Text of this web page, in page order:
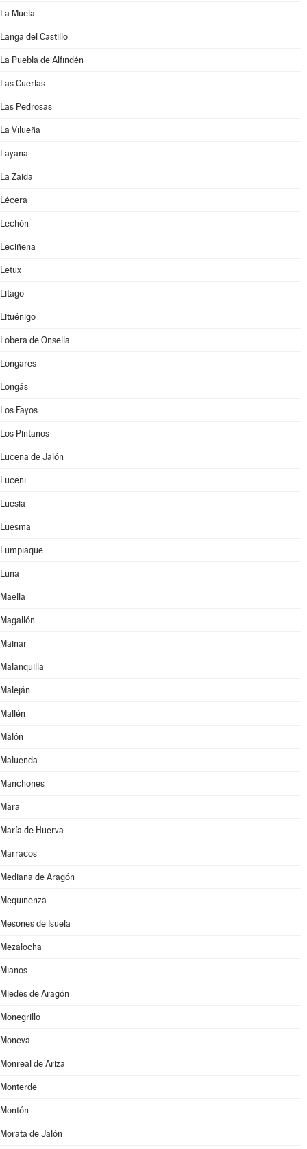
La Muela
Langa del Castillo
La Puebla de Alfindén
Las Cuerlas
Las Pedrosas
La Vilueña
Layana
La Zaida
Lécera
Lechón
Leciñena
Letux
Litago
Lituénigo
Lobera de Onsella
Longares
Longás
Los Fayos
Los Pintanos
Lucena de Jalón
Luceni
Luesia
Luesma
Lumpiaque
Luna
Maella
Magallón
Mainar
Malanquilla
Maleján
Mallén
Malón
Maluenda
Manchones
Mara
María de Huerva
Marracos
Mediana de Aragón
Mequinenza
Mesones de Isuela
Mezalocha
Mianos
Miedes de Aragón
Monegrillo
Moneva
Monreal de Ariza
Monterde
Montón
Morata de Jalón